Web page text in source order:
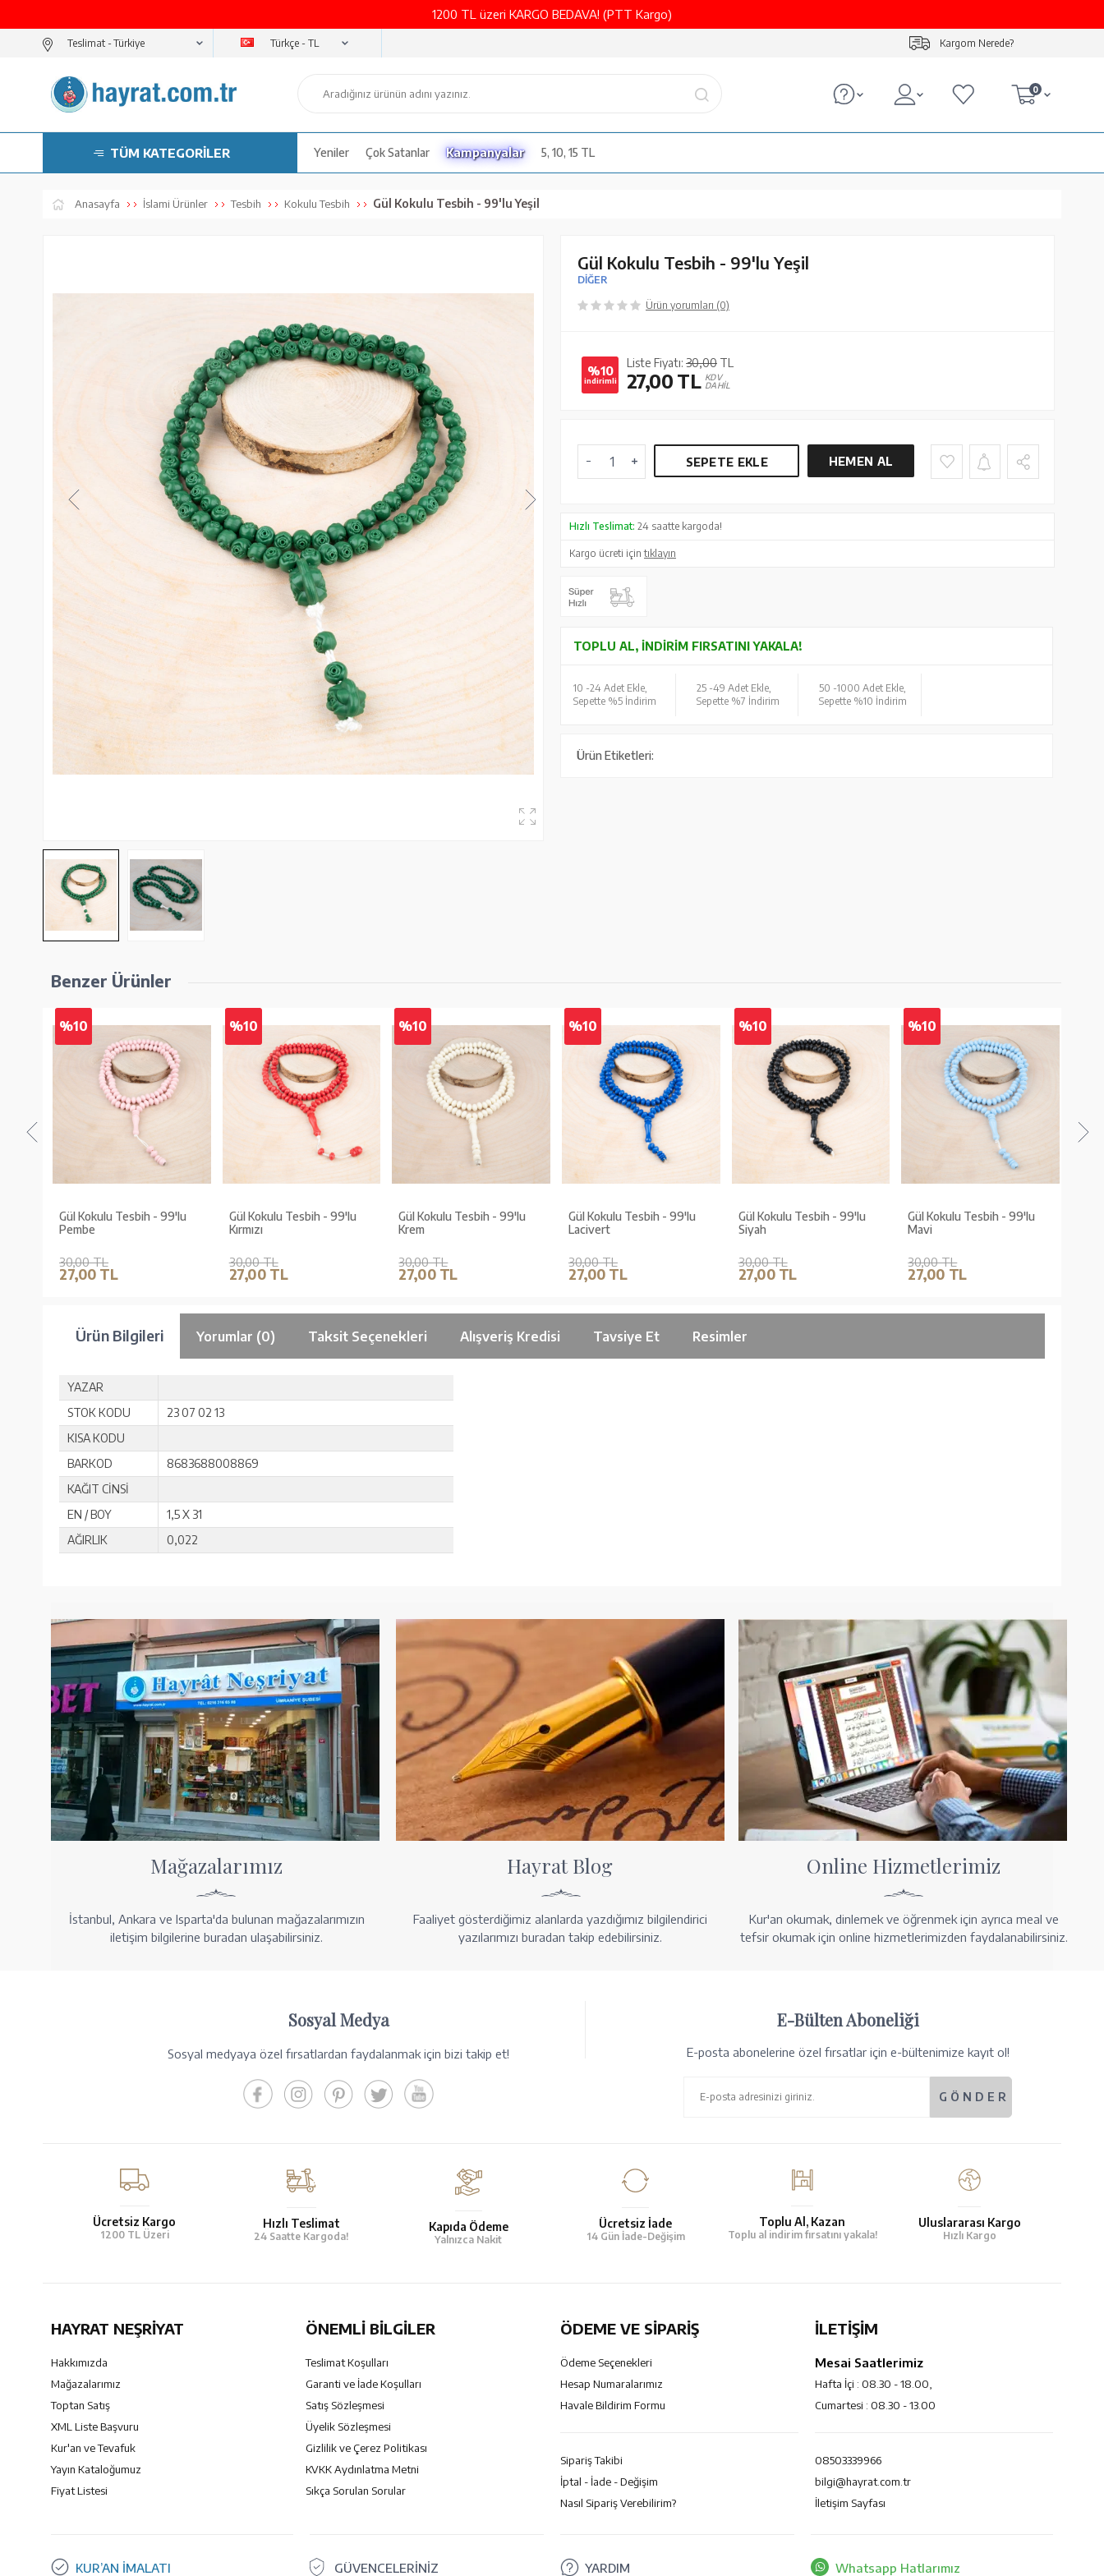
1200 TL üzeri KARGO BEDAVA! (PTT Kargo)
Teslimat - Türkçe - TL Kargom Nerede?
0
TÜM KATEGORİLER Yeniler Çok Satanlar Kampanyalar 5, 10, 15 TL
Anasayfa İslami Ürünler Tesbih Kokulu Tesbih Gül Kokulu Tesbih - 99'lu Yeşil
Gül Kokulu Tesbih - 99'lu Yeşil
DİĞER
Ürün yorumları (0)
%10
indirimli
Liste Fiyatı: 30,00 TL
27,00TL KDV
DAHİL
SEPETE EKLE HEMEN AL
Hızlı Teslimat: 24 saatte kargoda!
Kargo ücreti içintıklayın
TOPLU AL, İNDIRIM FIRSATINI YAKALA!
10 -24 Adet Ekle,
Sepette %5 İndirim
25 -49 Adet Ekle,
Sepette %7 İndirim
50 -1000 Adet Ekle,
Sepette %10 İndirim
Ürün Etiketleri:
Benzer Ürünler
%10
Gül Kokulu Tesbih - 99'lu
Pembe
30,00 TL
27,00 TL
%10
Gül Kokulu Tesbih - 99'lu
Kırmızı
30,00 TL
27,00 TL
%10
Gül Kokulu Tesbih - 99'lu
Krem
30,00 TL
27,00 TL
%10
Gül Kokulu Tesbih - 99'lu
Lacivert
30,00 TL
27,00 TL
%10
Gül Kokulu Tesbih - 99'lu
Siyah
30,00 TL
27,00 TL
%10
Gül Kokulu Tesbih - 99'lu
Mavi
30,00 TL
27,00 TL
Ürün Bilgileri Yorumlar (0) Taksit Seçenekleri Alışveriş Kredisi Tavsiye Et Resimler
YAZAR
STOK KODU
23 07 02 13
KISA KODU
BARKOD
8683688008869
KAĞIT CİNSİ
EN / BOY
1,5 X 31
AĞIRLIK
0,022
Mağazalarımız
İstanbul, Ankara ve Isparta'da bulunan mağazalarımızın
iletişim bilgilerine buradan ulaşabilirsiniz.
Hayrat Blog
Faaliyet gösterdiğimiz alanlarda yazdığımız bilgilendirici
yazılarımızı buradan takip edebilirsiniz.
Online Hizmetlerimiz
Kur'an okumak, dinlemek ve öğrenmek için ayrıca meal ve
tefsir okumak için online hizmetlerimizden faydalanabilirsiniz.
Sosyal Medya
Sosyal medyaya özel fırsatlardan faydalanmak için bizi takip et!
E-Bülten Aboneliği
E-posta abonelerine özel fırsatlar için e-bültenimize kayıt ol!
Ücretsiz Kargo
1200 TL Üzeri
Hızlı Teslimat
24 Saatte Kargoda!
Kapıda Ödeme
Yalnızca Nakit
Ücretsiz İade
14 Gün İade-Değişim
Toplu Al, Kazan
Toplu al indirim fırsatını yakala!
Uluslararası Kargo
Hızlı Kargo
HAYRAT NEŞRIYAT
Hakkımızda
Mağazalarımız
Toptan Satış
XML Liste Başvuru
Kur'an ve Tevafuk
Yayın Kataloğumuz
Fiyat Listesi
ÖNEMLI BILGILER
Teslimat Koşulları
Garanti ve İade Koşulları
Satış Sözleşmesi
Üyelik Sözleşmesi
Gizlilik ve Çerez Politikası
KVKK Aydınlatma Metni
Sıkça Sorulan Sorular
ÖDEME VE SİPARİŞ
Ödeme Seçenekleri
Hesap Numaralarımız
Havale Bildirim Formu
Sipariş Takibi
İptal - İade - Değişim
Nasıl Sipariş Verebilirim?
İLETİŞİM
Mesai Saatlerimiz
Hafta İçi : 08.30 - 18.00,
Cumartesi : 08.30 - 13.00
08503339966
bilgi@hayrat.com.tr
İletişim Sayfası
KUR’AN İMALATI GÜVENCELERİNİZ YARDIM Whatsapp Hatlarımız